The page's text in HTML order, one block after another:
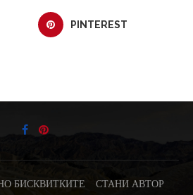
PINTEREST
БИСКВИТКИТЕ СТАНИ АВТОР